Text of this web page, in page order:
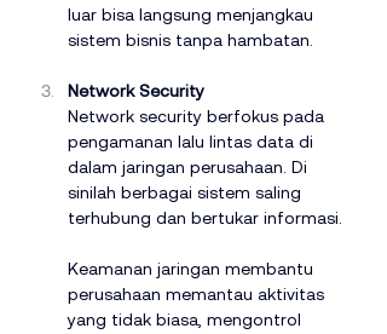
luar bisa langsung menjangkau
sistem bisnis tanpa hambatan.
Network Security
Network security berfokus pada
pengamanan lalu lintas data di
dalam jaringan perusahaan. Di
sinilah berbagai sistem saling
terhubung dan bertukar informasi.
Keamanan jaringan membantu
perusahaan memantau aktivitas
yang tidak biasa, mengontrol